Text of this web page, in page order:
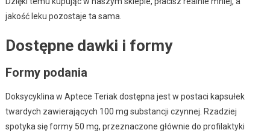
jakość leku pozostaje ta sama.
Dostępne dawki i formy
Formy podania
Doksycyklina w Aptece Teriak dostępna jest w postaci kapsułek
twardych zawierających 100 mg substancji czynnej. Rzadziej
spotyka się formy 50 mg, przeznaczone głównie do profilaktyki